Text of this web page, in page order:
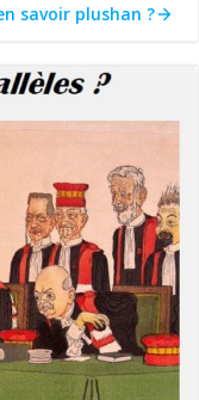
savoir plushan ?